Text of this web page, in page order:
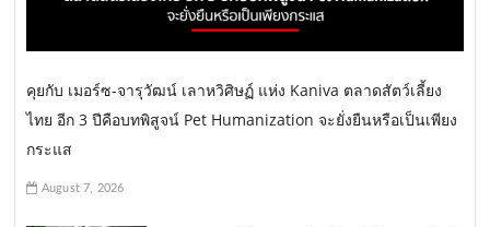
คุยกับ เมอร์ซ-จารุวัฒน์ เลาหวิศิษฏ์ แห่ง Kaniva ตลาดสัตว์เลี้ยง
ไทย อีก 3 ปีคือบทพิสูจน์ Pet Humanization จะยั่งยืนหรือเป็นเพียง
กระแส
August 7, 2026